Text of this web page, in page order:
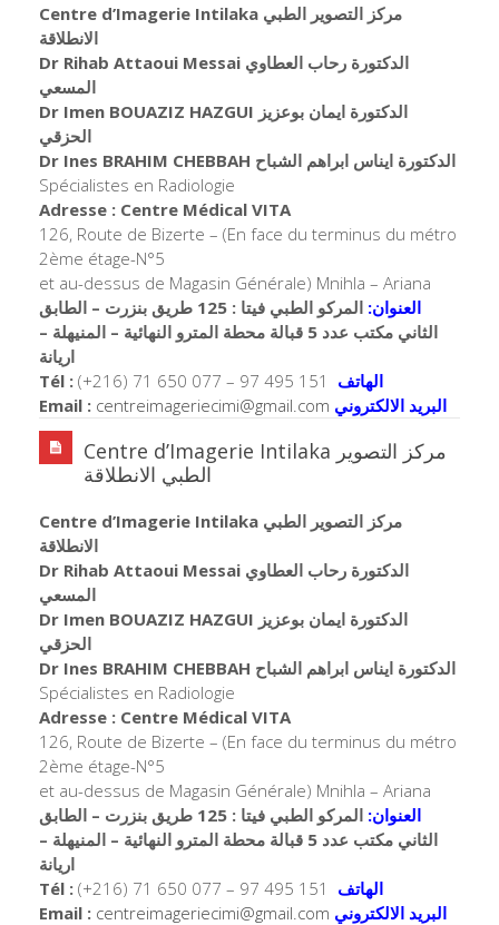
Centre d’Imagerie Intilaka مركز التصوير الطبي
الانطلاقة
Dr Rihab Attaoui Messai الدكتورة رحاب العطاوي
المسعي
Dr Imen BOUAZIZ HAZGUI الدكتورة ايمان بوعزيز
الحزقي
Dr Ines BRAHIM CHEBBAH الدكتورة ايناس ابراهم الشباح
Spécialistes en Radiologie
Adresse : Centre Médical VITA
126, Route de Bizerte – (En face du terminus du métro
2ème étage-N°5
et au-dessus de Magasin Générale) Mnihla – Ariana
العنوان:
المركو الطبي فيتا : 125 طريق بنزرت – الطابق
الثاني مكتب عدد 5 قبالة محطة المترو النهائية – المنيهلة –
اريانة
Tél : (+216) 71 650 077 – 97 495 151 الهاتف
Email : centreimageriecimi@gmail.com البريد الالكتروني
Centre d’Imagerie Intilaka مركز التصوير
الطبي الانطلاقة
Centre d’Imagerie Intilaka مركز التصوير الطبي
الانطلاقة
Dr Rihab Attaoui Messai الدكتورة رحاب العطاوي
المسعي
Dr Imen BOUAZIZ HAZGUI الدكتورة ايمان بوعزيز
الحزقي
Dr Ines BRAHIM CHEBBAH الدكتورة ايناس ابراهم الشباح
Spécialistes en Radiologie
Adresse : Centre Médical VITA
126, Route de Bizerte – (En face du terminus du métro
2ème étage-N°5
et au-dessus de Magasin Générale) Mnihla – Ariana
العنوان:
المركو الطبي فيتا : 125 طريق بنزرت – الطابق
الثاني مكتب عدد 5 قبالة محطة المترو النهائية – المنيهلة –
اريانة
Tél : (+216) 71 650 077 – 97 495 151 الهاتف
Email : centreimageriecimi@gmail.com البريد الالكتروني